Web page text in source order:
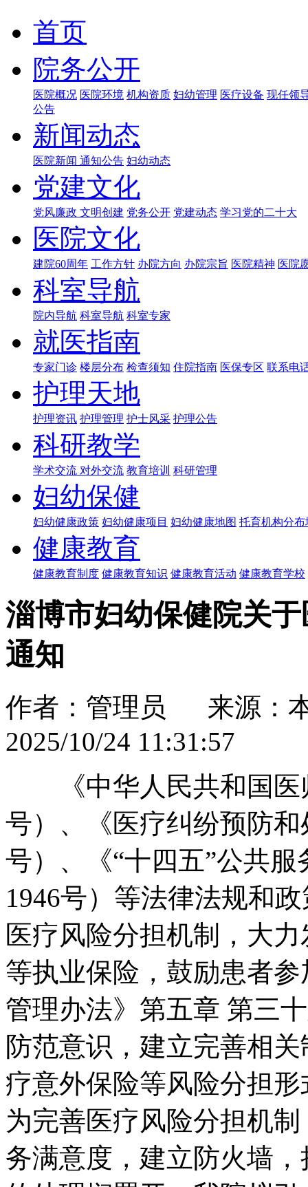
首页
院务公开
医院概况 医院环境 机构资质 妇幼管理 医疗设备 现任领
公告
新闻动态
医院新闻 通知公告 妇幼动态
党建文化
党风廉政 文明创建 党务公开 党建动态 学习党的二十大
医院文化
建院60周年 工作方针 办院方向 办院宗旨 医院精神 医院
科室导航
院内导航 科室导航 科室专家
就医指南
专家门诊 楼层分布 检查须知 住院指南 医保专区 联系电
护理天地
护理资讯 护理管理 护士风采 护理公告
科研教学
学术交流 对外交流 教育培训 科研管理
妇幼保健
妇幼健康政策 妇幼健康项目 妇幼健康地图 托育机构分布
健康教育
健康教育制度 健康教育知识 健康教育活动 健康教育学校
淄博市妇幼保健院关
通知
作者：管理员 来源：
2025/10/24 11:31:57
《中华人民共和国医
号）、《医疗纠纷预防
号）、《“十四五”公共
1946号）等法律法规和
医疗风险分担机制，大
等执业保险，鼓励患者
管理办法》第五章 第三
防范意识，建立完善相
疗意外保险等风险分担
为完善医疗风险分担机
务满意度，建立防火墙